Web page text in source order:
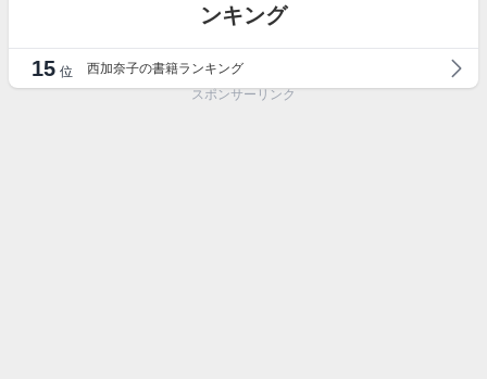
ンキング
15 位
西加奈子の書籍ランキング
スポンサーリンク